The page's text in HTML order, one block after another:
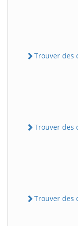
Trouver des
Trouver des
Trouver des